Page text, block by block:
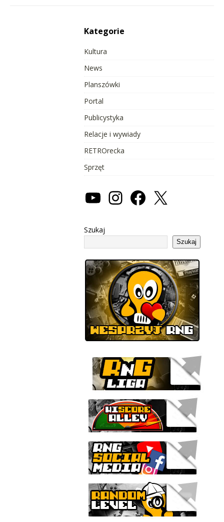
Kategorie
Kultura
News
Planszówki
Portal
Publicystyka
Relacje i wywiady
RETROrecka
Sprzęt
Szukaj
Szukaj